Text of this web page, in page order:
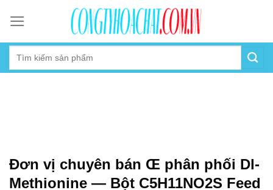
content
Đơn vị chuyên bán Œ phân phối Dl-
Methionine — Bột C5H11NO2S Feed